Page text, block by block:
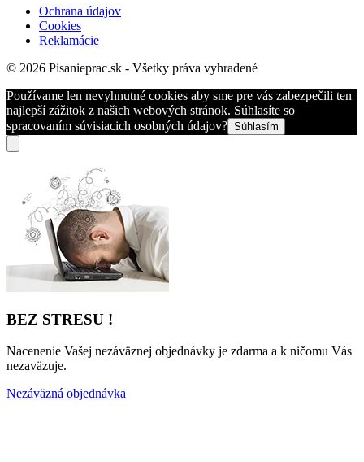
Ochrana údajov
Cookies
Reklamácie
© 2026 Pisanieprac.sk - Všetky práva vyhradené
Používame len nevyhnutné cookies aby sme pre vás zabezpečili ten
najlepší zážitok z našich webových stránok. Súhlasíte so
spracovaním súvisiacich osobných údajov? Súhlasím
BEZ STRESU !
Nacenenie Vašej nezáväznej objednávky je zdarma a k ničomu Vás
nezaväzuje.
Nezáväzná objednávka